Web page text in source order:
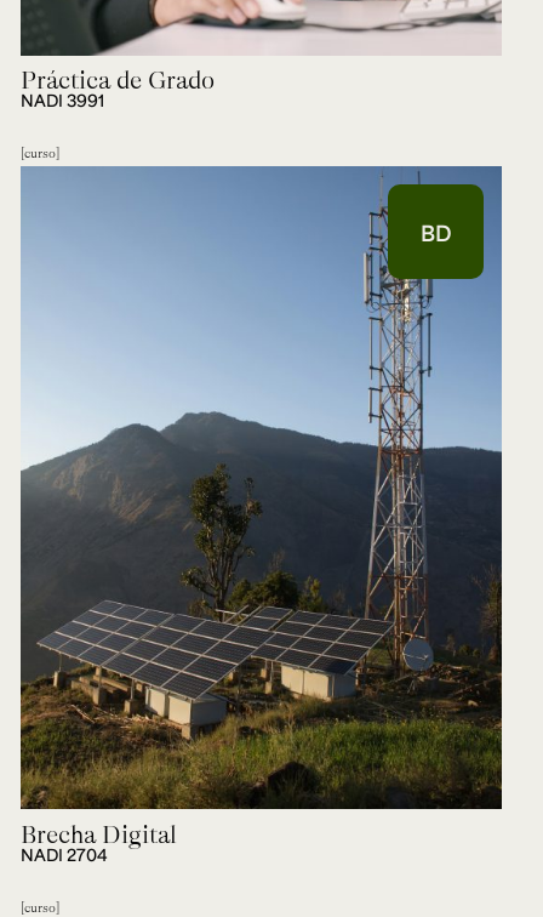
Práctica de Grado
NADI 3991
curso
BD
Brecha Digital
NADI 2704
curso